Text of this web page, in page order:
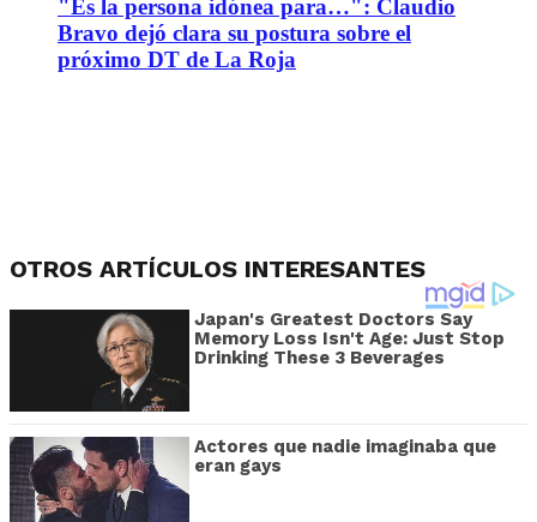
"Es la persona idónea para…": Claudio
Bravo dejó clara su postura sobre el
próximo DT de La Roja
OTROS ARTÍCULOS INTERESANTES
Japan's Greatest Doctors Say
Memory Loss Isn't Age: Just Stop
Drinking These 3 Beverages
Actores que nadie imaginaba que
eran gays